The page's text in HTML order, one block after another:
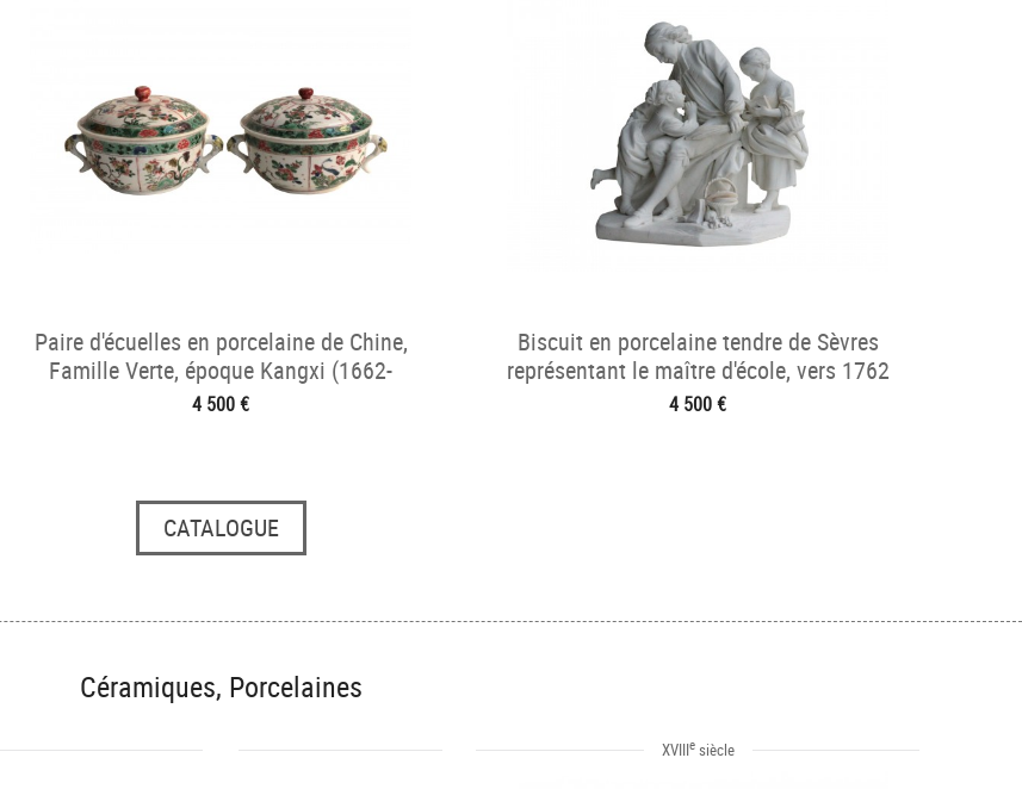
Paire d'écuelles en porcelaine de Chine,
Famille Verte, époque Kangxi (1662-
1722).
4 500 €
Biscuit en porcelaine tendre de Sèvres
représentant le maître d'école, vers 1762
4 500 €
CATALOGUE
Céramiques, Porcelaines
XVIIIesiècle